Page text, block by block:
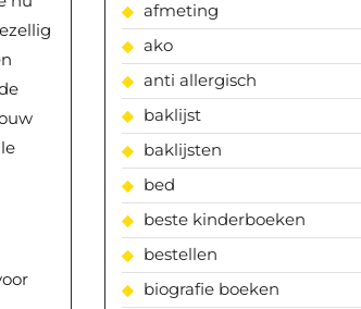
afmeting
ako
anti allergisch
baklijst
baklijsten
bed
beste kinderboeken
bestellen
biografie boeken